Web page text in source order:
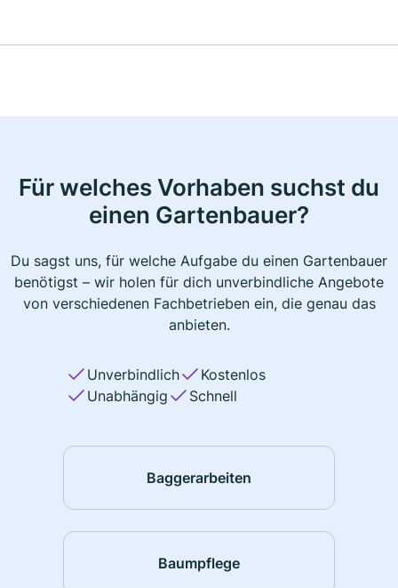
Für welches Vorhaben suchst du
einen Gartenbauer?
Du sagst uns, für welche Aufgabe du einen Gartenbauer
benötigst – wir holen für dich unverbindliche Angebote
von verschiedenen Fachbetrieben ein, die genau das
anbieten.
Unverbindlich
Kostenlos
Unabhängig
Schnell
Baggerarbeiten
Baumpflege